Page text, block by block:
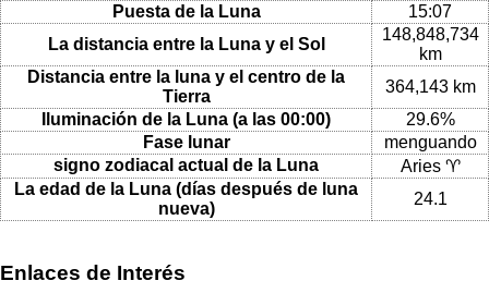
Puesta de la Luna
15:07
La distancia entre la Luna y el Sol
148,848,734
km
Distancia entre la luna y el centro de la
Tierra
364,143 km
Iluminación de la Luna (a las 00:00)
29.6%
Fase lunar
menguando
signo zodiacal actual de la Luna
Aries ♈
La edad de la Luna (días después de luna
nueva)
24.1
Enlaces de Interés